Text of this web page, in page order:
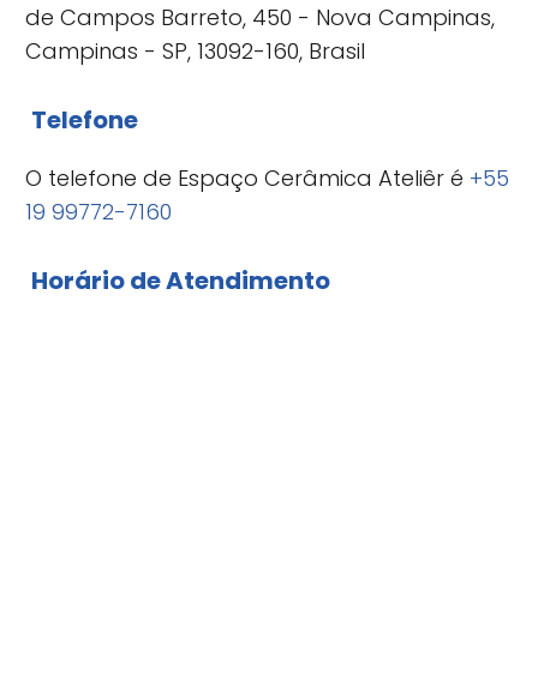
de Campos Barreto, 450 - Nova Campinas,
Campinas - SP, 13092-160, Brasil
Telefone
O telefone de Espaço Cerâmica Ateliêr é +55
19 99772-7160
Horário de Atendimento